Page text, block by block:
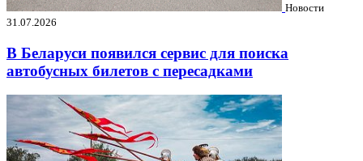
Новости
31.07.2026
В Беларуси появился сервис для поиска
автобусных билетов с пересадками